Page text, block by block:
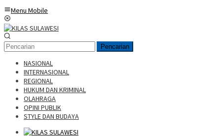
Menu Mobile
Pencarian
NASIONAL
INTERNASIONAL
REGIONAL
HUKUM DAN KRIMINAL
OLAHRAGA
OPINI PUBLIK
STYLE DAN BUDAYA